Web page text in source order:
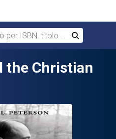
ISBN, titolo o autore
Cerca
the Christian